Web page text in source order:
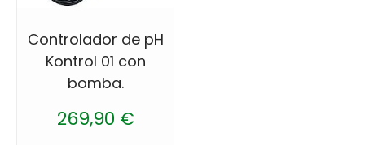
Controlador de pH
Kontrol 01 con
bomba.
269,90 €